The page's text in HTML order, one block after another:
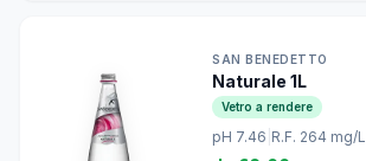
SAN BENEDETTO
Naturale 1L
Vetro a rendere
pH 7.46 R.F. 264 mg/L